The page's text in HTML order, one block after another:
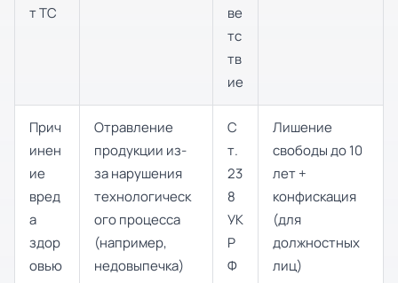
т ТС
ве
тс
тв
ие
Прич
инен
ие
вред
а
здор
овью
Отравление
продукции из-
за нарушения
технологическ
ого процесса
(например,
недовыпечка)
С
т.
23
8
УК
Р
Ф
Лишение
свободы до 10
лет +
конфискация
(для
должностных
лиц)